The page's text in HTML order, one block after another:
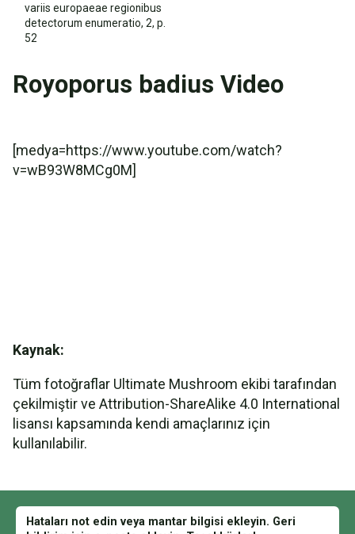
variis europaeae regionibus
detectorum enumeratio, 2, p.
52
Royoporus badius Video
[medya=https://www.youtube.com/watch?
v=wB93W8MCg0M]
Kaynak:
Tüm fotoğraflar Ultimate Mushroom ekibi tarafından
çekilmiştir ve Attribution-ShareAlike 4.0 International
lisansı kapsamında kendi amaçlarınız için
kullanılabilir.